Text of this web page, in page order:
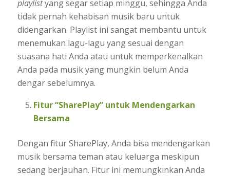
playlistyang segar setiap minggu, sehingga Anda
tidak pernah kehabisan musik baru untuk
didengarkan. Playlist ini sangat membantu untuk
menemukan lagu-lagu yang sesuai dengan
suasana hati Anda atau untuk memperkenalkan
Anda pada musik yang mungkin belum Anda
dengar sebelumnya.
Fitur “SharePlay” untuk Mendengarkan
Bersama
Dengan fitur SharePlay, Anda bisa mendengarkan
musik bersama teman atau keluarga meskipun
sedang berjauhan. Fitur ini memungkinkan Anda